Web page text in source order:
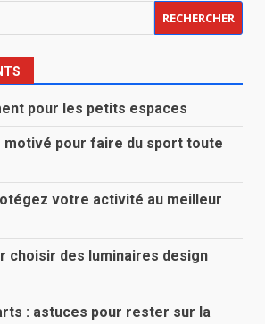
pour les petits espaces
pour faire du sport toute
votre activité au meilleur
choisir des luminaires design
: astuces pour rester sur la